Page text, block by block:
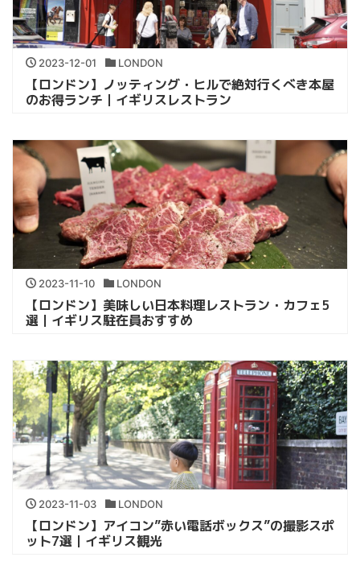
2023-12-01 LONDON
【ロンドン】ノッティング・ヒルで絶対行くべき本屋
のお得ランチ｜イギリスレストラン
2023-11-10 LONDON
【ロンドン】美味しい日本料理レストラン・カフェ5
選｜イギリス駐在員おすすめ
2023-11-03 LONDON
【ロンドン】アイコン”赤い電話ボックス”の撮影スポ
ット7選｜イギリス観光